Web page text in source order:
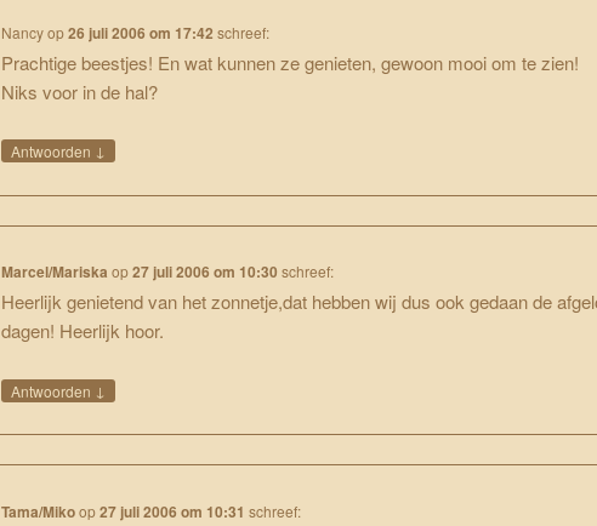
Nancyop26 juli 2006 om 17:42 schreef:
Prachtige beestjes! En wat kunnen ze genieten, gewoon mooi om te zien!
Niks voor in de hal?
Antwoorden ↓
Marcel/Mariska op27 juli 2006 om 10:30 schreef:
Heerlijk genietend van het zonnetje,dat hebben wij dus ook gedaan de
dagen! Heerlijk hoor.
Antwoorden ↓
Tama/Mikoop27 juli 2006 om 10:31 schreef: